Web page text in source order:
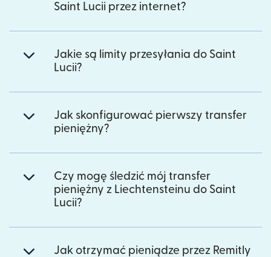
Saint Lucii przez internet?
Jakie są limity przesyłania do Saint
Lucii?
Jak skonfigurować pierwszy transfer
pieniężny?
Czy mogę śledzić mój transfer
pieniężny z Liechtensteinu do Saint
Lucii?
Jak otrzymać pieniądze przez Remitly